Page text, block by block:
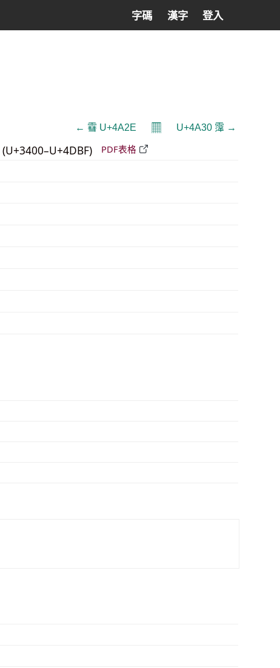
字碼 漢字 登入
← 䨮 U+4A2E 𝄜 U+4A30 䨰 →
(U+3400–U+4DBF) PDF表格